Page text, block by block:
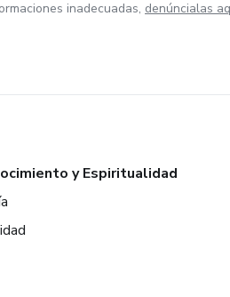
inadecuadas, denúncialas
y Espiritualidad